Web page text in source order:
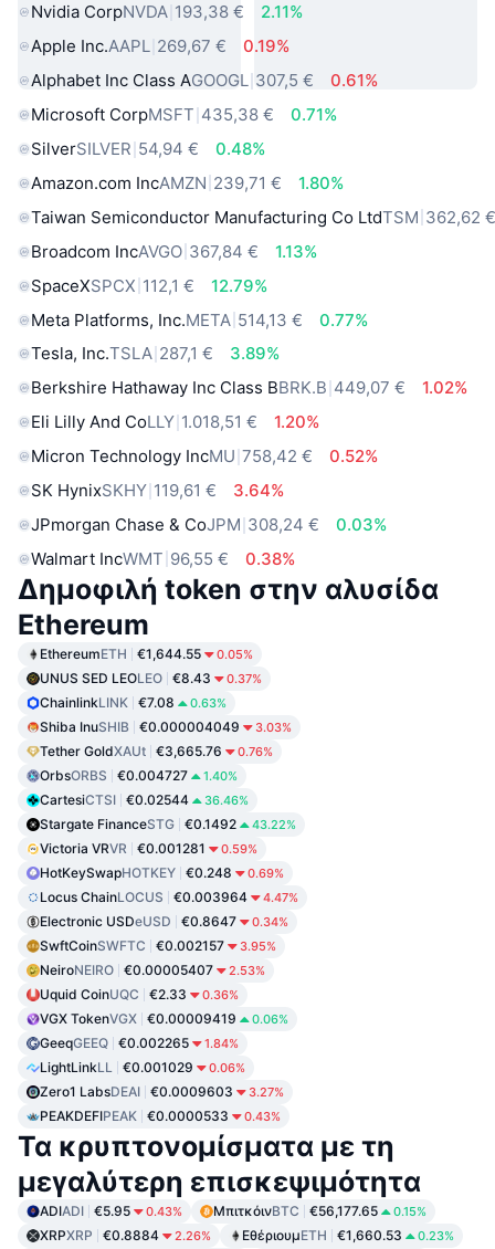
Nvidia CorpNVDA 193,38 €
2.11%
Apple Inc.AAPL 269,67 €
0.19%
Alphabet Inc Class AGOOGL 307,5 €
0.61%
Microsoft CorpMSFT 435,38 €
0.71%
SilverSILVER 54,94 €
0.48%
Amazon.com IncAMZN 239,71 €
1.80%
Taiwan Semiconductor Manufacturing Co LtdTSM 362,62
Broadcom IncAVGO 367,84 €
1.13%
SpaceXSPCX 112,1 €
12.79%
Meta Platforms, Inc.META 514,13 €
0.77%
Tesla, Inc.TSLA 287,1 €
3.89%
Berkshire Hathaway Inc Class BBRK.B 449,07 €
1.02%
Eli Lilly And CoLLY 1.018,51 €
1.20%
Micron Technology IncMU 758,42 €
0.52%
SK HynixSKHY 119,61 €
3.64%
JPmorgan Chase & CoJPM 308,24 €
0.03%
Walmart IncWMT 96,55 € 0.38%
Δημοφιλή token στην αλυσίδα
Ethereum
EthereumETH €1,644.55 0.05%
UNUS SED LEOLEO €8.43 0.37%
ChainlinkLINK €7.08 0.63%
Shiba InuSHIB €0.000004049 3.03%
Tether GoldXAUt €3,665.76 0.76%
OrbsORBS €0.004727 1.40%
CartesiCTSI €0.02544 36.46%
Stargate FinanceSTG €0.1492 43.22%
Victoria VRVR €0.001281 0.59%
HotKeySwapHOTKEY €0.248 0.69%
Locus ChainLOCUS €0.003964 4.47%
Electronic USDeUSD €0.8647 0.34%
SwftCoinSWFTC €0.002157 3.95%
NeiroNEIRO €0.00005407 2.53%
Uquid CoinUQC €2.33 0.36%
VGX TokenVGX €0.00009419 0.06%
GeeqGEEQ €0.002265 1.84%
LightLinkLL €0.001029 0.06%
Zero1 LabsDEAI €0.0009603 3.27%
PEAKDEFIPEAK €0.0000533 0.43%
Τα κρυπτονομίσματα με τη
μεγαλύτερη επισκεψιμότητα
ADIADI €5.95 0.43% ΜπιτκόινBTC €56,177.65 0.15%
XRPXRP €0.8884 2.26% ΕθέριουμETH €1,660.53 0.23%